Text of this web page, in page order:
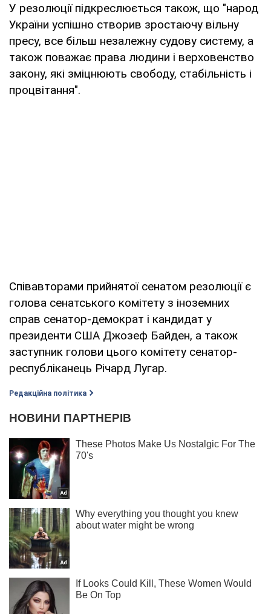
У резолюції підкреслюється також, що "народ
України успішно створив зростаючу вільну
пресу, все більш незалежну судову систему, а
також поважає права людини і верховенство
закону, які зміцнюють свободу, стабільність і
процвітання".
Співавторами прийнятої сенатом резолюції є
голова сенатського комітету з іноземних
справ сенатор-демократ і кандидат у
президенти США Джозеф Байден, а також
заступник голови цього комітету сенатор-
республіканець Річард Лугар.
Редакційна політика